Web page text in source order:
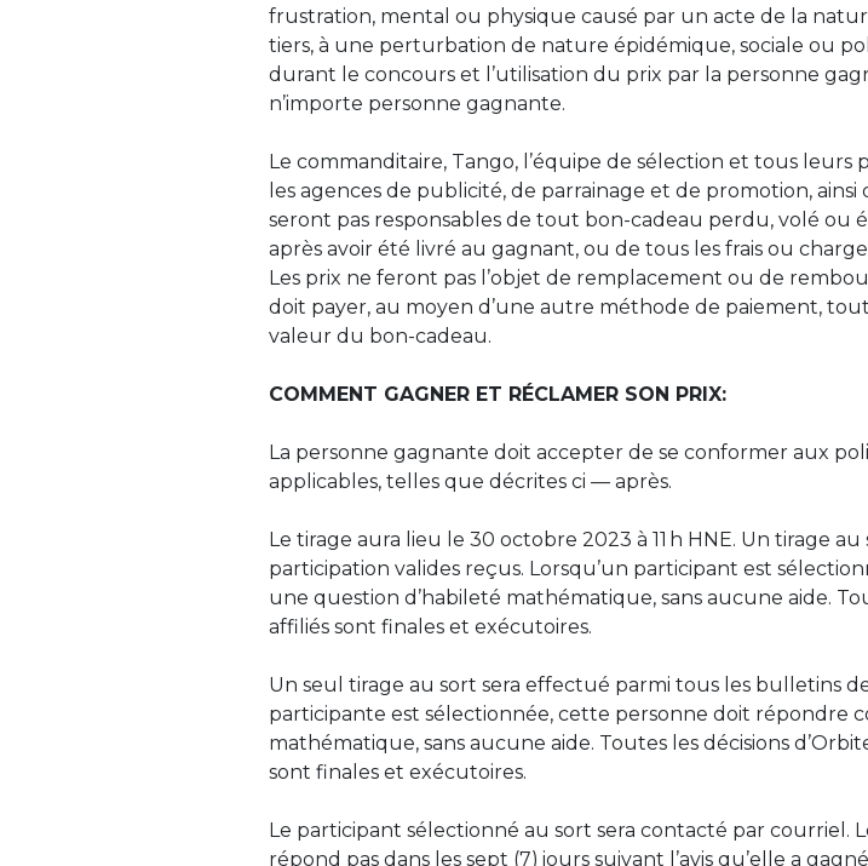
frustration, mental ou physique causé par un acte de la
tiers, à une perturbation de nature épidémique, sociale ou
durant le concours et l’utilisation du prix par la personne
n’importe personne gagnante.
Le commanditaire, Tango, l’équipe de sélection et tous
les agences de publicité, de parrainage et de promotion,
seront pas responsables de tout bon-cadeau perdu, volé ou
après avoir été livré au gagnant, ou de tous les frais ou
Les prix ne feront pas l’objet de remplacement ou de
doit payer, au moyen d’une autre méthode de paiement,
valeur du bon-cadeau.
COMMENT GAGNER ET RÉCLAMER SON PRIX:
La personne gagnante doit accepter de se conformer aux
applicables, telles que décrites ci — après.
Le tirage aura lieu le 30 octobre 2023 à 11 h HNE. Un tirage
participation valides reçus. Lorsqu’un participant est
une question d’habileté mathématique, sans aucune aide.
affiliés sont finales et exécutoires.
Un seul tirage au sort sera effectué parmi tous les bulletins
participante est sélectionnée, cette personne doit répondre
mathématique, sans aucune aide. Toutes les décisions
sont finales et exécutoires.
Le participant sélectionné au sort sera contacté par courriel.
répond pas dans les sept (7) jours suivant l’avis qu’elle a